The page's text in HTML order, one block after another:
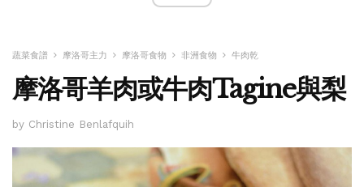
蔬菜食譜 摩洛哥主力 摩洛哥食物 非洲食物 牛肉乾
摩洛哥羊肉或牛肉Tagine與梨
by Christine Benlafquih